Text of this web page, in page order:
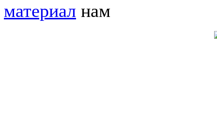
материал нам